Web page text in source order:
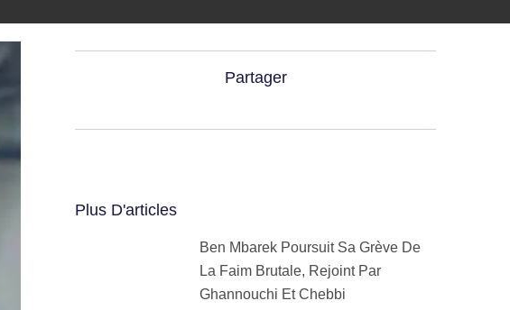
Partager
Plus D'articles
Ben Mbarek Poursuit Sa Grève De
La Faim Brutale, Rejoint Par
Ghannouchi Et Chebbi